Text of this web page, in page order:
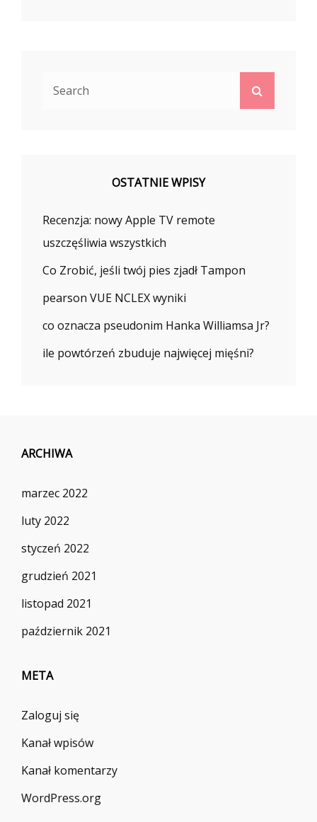
OSTATNIE WPISY
Recenzja: nowy Apple TV remote
uszczęśliwia wszystkich
Co Zrobić, jeśli twój pies zjadł Tampon
pearson VUE NCLEX wyniki
co oznacza pseudonim Hanka Williamsa Jr?
ile powtórzeń zbuduje najwięcej mięśni?
ARCHIWA
marzec 2022
luty 2022
styczeń 2022
grudzień 2021
listopad 2021
październik 2021
META
Zaloguj się
Kanał wpisów
Kanał komentarzy
WordPress.org